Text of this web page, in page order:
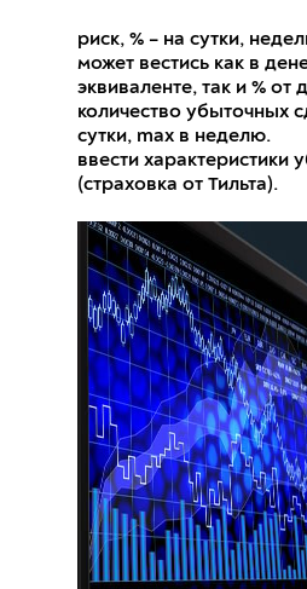
риск, % – на сутки,
может вестись как в
эквиваленте, так и % от
количество убыточных
сутки, max в неделю.
ввести характеристики
(страховка от Тильта).